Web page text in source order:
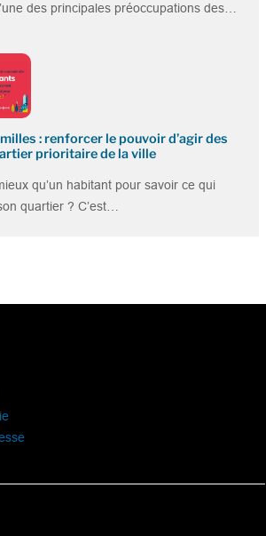
des principales préoccupations des…
: renforcer le pouvoir d’agir des
prioritaire de la ville
qu’un habitant pour savoir ce qui
quartier ? C’est…